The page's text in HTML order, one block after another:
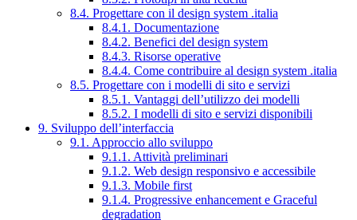
8.4. Progettare con il design system .italia
8.4.1. Documentazione
8.4.2. Benefici del design system
8.4.3. Risorse operative
8.4.4. Come contribuire al design system .italia
8.5. Progettare con i modelli di sito e servizi
8.5.1. Vantaggi dell’utilizzo dei modelli
8.5.2. I modelli di sito e servizi disponibili
9. Sviluppo dell’interfaccia
9.1. Approccio allo sviluppo
9.1.1. Attività preliminari
9.1.2. Web design responsivo e accessibile
9.1.3. Mobile first
9.1.4. Progressive enhancement e Graceful
degradation